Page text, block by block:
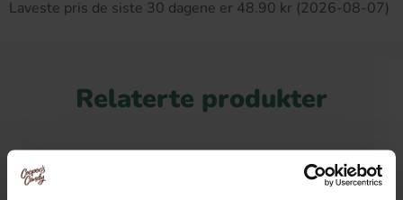
Laveste pris de siste 30 dagene er 48.90 kr (2026-08-07)
Relaterte produkter